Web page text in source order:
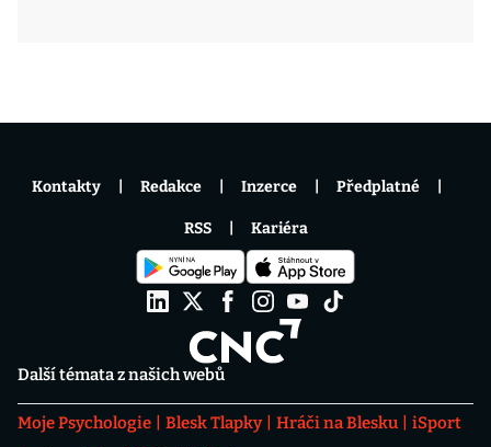
Další témata z našich webů
Moje Psychologie Blesk Tlapky Hráči na Blesku
iSport
Kontakty Redakce Inzerce Předplatné
RSS Kariéra